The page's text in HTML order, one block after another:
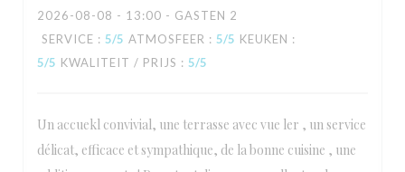
2026-08-08 - 13:00 - GASTEN 2
SERVICE : 5/5 ATMOSFEER : 5/5 KEUKEN :
5/5 KWALITEIT / PRIJS : 5/5
Un accuekl convivial, une terrasse avec vue ler , un service
délicat, efficace et sympathique, de la bonne cuisine , une